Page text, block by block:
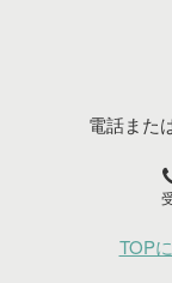
電話また
TOP